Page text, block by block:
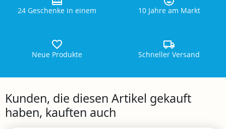
24 Geschenke in einem 10 Jahre am Markt
Neue Produkte Schneller Versand
Kunden, die diesen Artikel gekauft
haben, kauften auch